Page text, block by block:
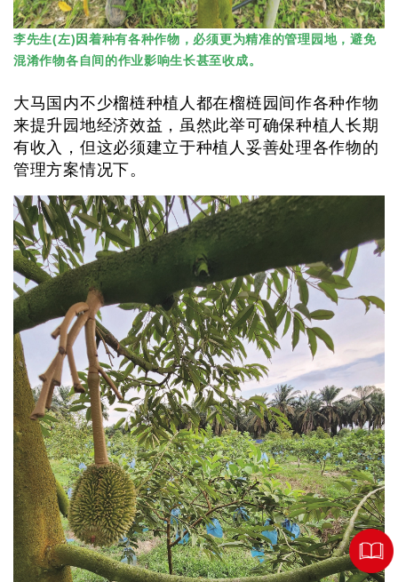
李先生(左)因着种有各种作物，必须更为精准的管理园地，避免
混淆作物各自间的作业影响生长甚至收成。
大马国内不少榴梿种植人都在榴梿园间作各种作物
来提升园地经济效益，虽然此举可确保种植人长期
有收入，但这必须建立于种植人妥善处理各作物的
管理方案情况下。